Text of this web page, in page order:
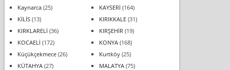
Kaynarca(25) KAYSERİ (164)
KİLİS(13) KIRIKKALE(31)
KIRKLARELİ (36) KIRŞEHİR (19)
KOCAELİ (172) KONYA(168)
Küçükçekmece(26) Kurtköy(25)
KÜTAHYA(27) MALATYA(75)